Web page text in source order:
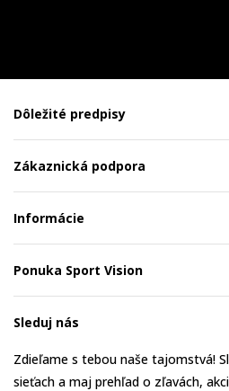
Dôležité predpisy
Zákaznická podpora
Informácie
Ponuka Sport Vision
Sleduj nás
Zdieľame s tebou naše tajomstvá!
sieťach a maj prehľad o zľavách,